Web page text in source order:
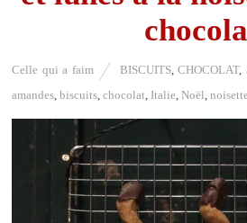
Celle qui a faim BISCUITS ,CHOCOLAT,
amandes ,biscuits ,chocolat Italie ,Noël ,noisette